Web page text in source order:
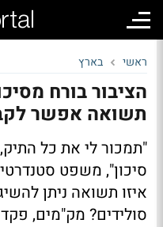
ראשי בארץ
הציבור בורח
תשואה אפשר
"תמכור לי את כל
סיכון", משפט
איזו תשואה ניתן
סולידים? מק"מים,